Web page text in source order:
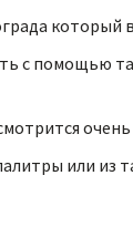
который
с помощью
или из